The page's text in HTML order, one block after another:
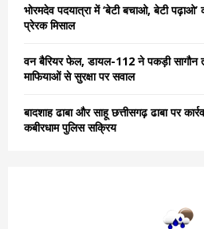
भोरमदेव पदयात्रा में ‘बेटी बचाओ, बेटी
प्रेरक मिसाल
वन बैरियर फेल, डायल-112 ने पकड़ी सागौन
माफियाओं से सुरक्षा पर सवाल
बादशाह ढाबा और साहू छत्तीसगढ़ ढाबा पर
कबीरधाम पुलिस सक्रिय